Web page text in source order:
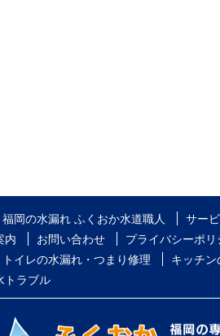
福岡の水漏れ ふくおか水道職人 サー
内
お問い合わせ プライバシーポリ
トイレの水漏れ・つまり修理
キッチ
トラブル